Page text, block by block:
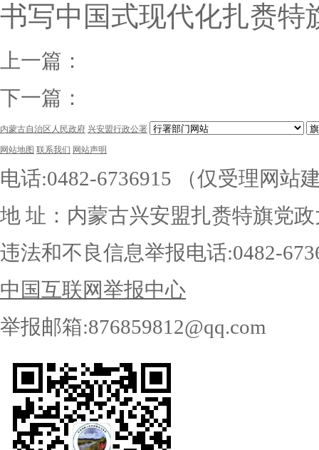
书写中国式现代化扎赉特
上一篇：
下一篇：
内蒙古自治区人民政府 兴安盟行政公署
网站地图 联系我们 网站声明
电话:0482-6736915 （仅受理网站
地 址：内蒙古兴安盟扎赉特旗党
违法和不良信息举报电话:0482-
中国互联网举报中心
举报邮箱:876859812@qq.com